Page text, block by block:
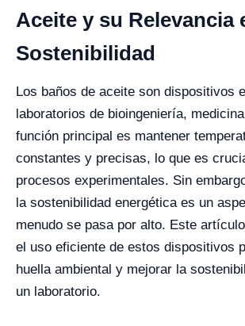
Aceite y su Relevancia
Sostenibilidad
Los baños de aceite son dispositivos
laboratorios de bioingeniería,
función principal es mantener
constantes y precisas, lo que es
procesos experimentales. Sin
la sostenibilidad energética es un
menudo se pasa por alto. Este
el uso eficiente de estos dispositivos
huella ambiental y mejorar la
un laboratorio.